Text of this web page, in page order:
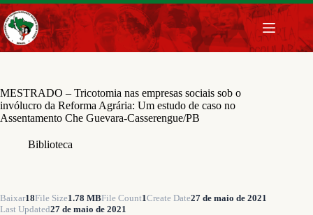
Pular
para
o
conteúdo
MESTRADO – Tricotomia nas empresas sociais sob o
invólucro da Reforma Agrária: Um estudo de caso no
Assentamento Che Guevara-Casserengue/PB
Biblioteca
Baixar18File Size1.78 MBFile Count1Create Date27 de maio de 2021
Last Updated27 de maio de 2021